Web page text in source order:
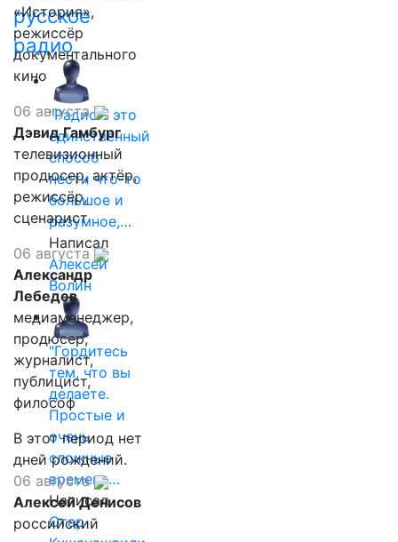
русское
радио
"Радио - это
единственный
способ
нести что-то
большое и
разумное,…
Написал
Алексей
Волин
"Гордитесь
тем, что вы
делаете.
Простые и
очень
сложные
времена…
Написал
Отар
«История»,
режиссёр
документального
кино
06 августа
Дэвид Гамбург
телевизионный
продюсер, актёр,
режиссёр,
сценарист
06 августа
Александр
Лебедев
медиаменеджер,
продюсер,
журналист,
публицист,
философ
В этот период нет
дней рождений.
06 августа
Алексей Денисов
российский